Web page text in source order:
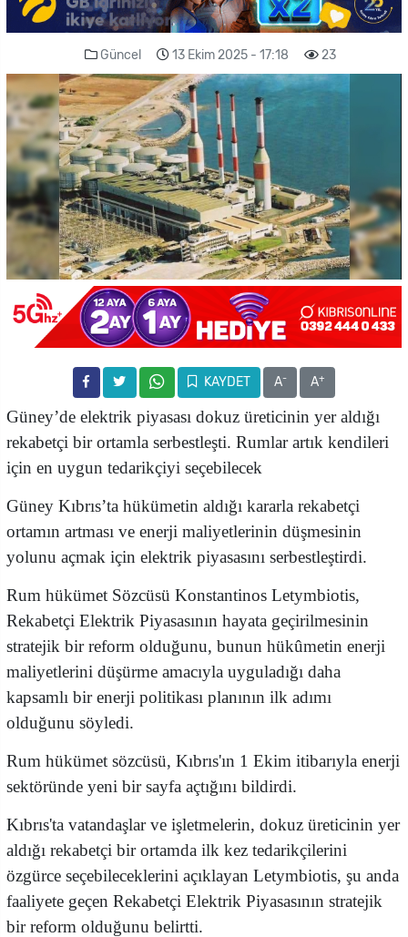
Güncel 13 Ekim 2025 - 17:18 23
KAYDET A- A+
Güney’de elektrik piyasası dokuz üreticinin yer aldığı
rekabetçi bir ortamla serbestleşti. Rumlar artık kendileri
için en uygun tedarikçiyi seçebilecek
Güney Kıbrıs’ta hükümetin aldığı kararla rekabetçi
ortamın artması ve enerji maliyetlerinin düşmesinin
yolunu açmak için elektrik piyasasını serbestleştirdi.
Rum hükümet Sözcüsü Konstantinos Letymbiotis,
Rekabetçi Elektrik Piyasasının hayata geçirilmesinin
stratejik bir reform olduğunu, bunun hükûmetin enerji
maliyetlerini düşürme amacıyla uyguladığı daha
kapsamlı bir enerji politikası planının ilk adımı
olduğunu söyledi.
Rum hükümet sözcüsü, Kıbrıs'ın 1 Ekim itibarıyla enerji
sektöründe yeni bir sayfa açtığını bildirdi.
Kıbrıs'ta vatandaşlar ve işletmelerin, dokuz üreticinin yer
aldığı rekabetçi bir ortamda ilk kez tedarikçilerini
özgürce seçebileceklerini açıklayan Letymbiotis, şu anda
faaliyete geçen Rekabetçi Elektrik Piyasasının stratejik
bir reform olduğunu belirtti.